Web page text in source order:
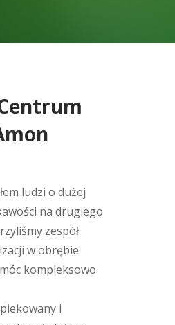
ludzi o dużej
na drugiego
zespół
w obrębie
kompleksowo
i